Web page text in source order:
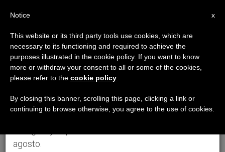
×
Aviso importante
Del 27 de julio al 7 de agosto haremos la pausa
anual, aprovechando que en el periodo de verano
se generan menos informaciones y también el
agosto.
x
Notice
This website or its third party tools use cookies, which are
necessary to its functioning and required to achieve the
purposes illustrated in the cookie policy. If you want to know
more or withdraw your consent to all or some of the cookies,
please refer to the cookie policy
By closing this banner, scrolling this page, clicking a link or
continuing to browse otherwise, you agree to the use of cookies.